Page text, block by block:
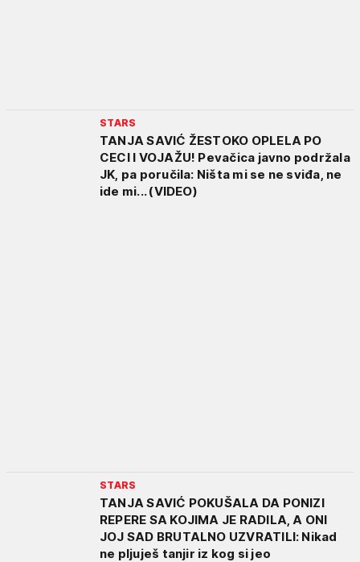
STARS
TANJA SAVIĆ ŽESTOKO OPLELA PO
CECI I VOJAŽU! Pevačica javno podržala
JK, pa poručila: Ništa mi se ne sviđa, ne
ide mi... (VIDEO)
STARS
TANJA SAVIĆ POKUŠALA DA PONIZI
REPERE SA KOJIMA JE RADILA, A ONI
JOJ SAD BRUTALNO UZVRATILI: Nikad
ne pljuješ tanjir iz kog si jeo